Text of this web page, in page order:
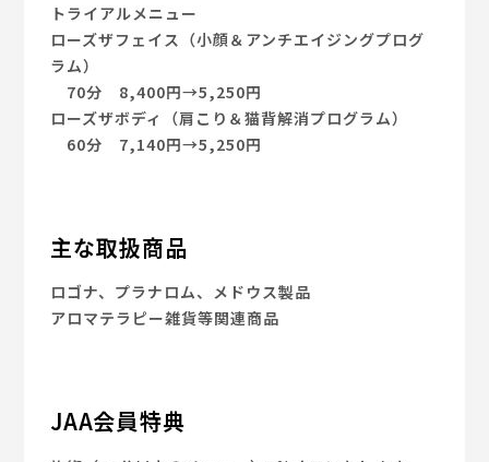
トライアルメニュー
ローズザフェイス（小顔＆アンチエイジングプログ
ラム）
70分 8,400円→5,250円
ローズザボディ（肩こり＆猫背解消プログラム）
60分 7,140円→5,250円
主な取扱商品
ロゴナ、プラナロム、メドウス製品
アロマテラピー雑貨等関連商品
JAA会員特典